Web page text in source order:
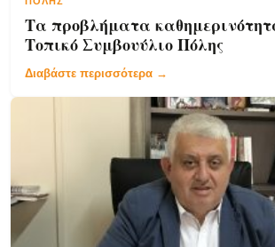
Τα προβλήματα
Τοπικό Συμβουύλιο Πόλης
Διαβάστε περισσότερα →